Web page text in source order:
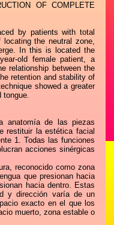
OF COMPLETE
by patients with total
the neutral zone,
In this is located the
old female patient, a
relationship between the
retention and stability of
showed a greater
tongue.
anatomía de las piezas
restituir la estética facial
1. Todas las funciones
acciones sinérgicas
reconocido como zona
que presionan hacia
hacia dentro. Estas
y dirección varía de un
exacto en el que los
muerto, zona estable o